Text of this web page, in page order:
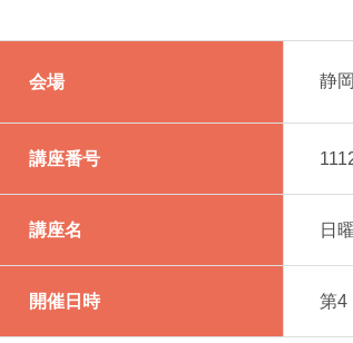
大人の方の、教室への入室はご遠慮いただい
会場 静
講座番号
講座名 日
開催日時 第4